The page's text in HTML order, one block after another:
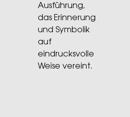
Ausführung,
das Erinnerung
und Symbolik
auf
eindrucksvolle
Weise vereint.